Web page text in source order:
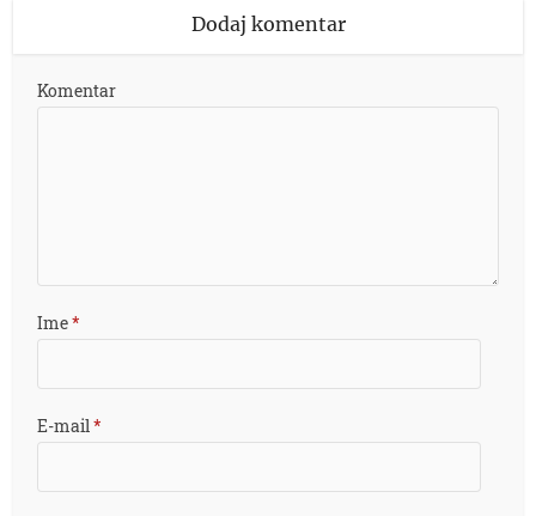
Dodaj komentar
Komentar
Ime*
E-mail*